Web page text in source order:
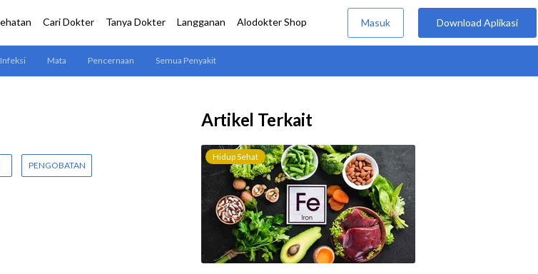
PENGOBATAN
Artikel Terkait